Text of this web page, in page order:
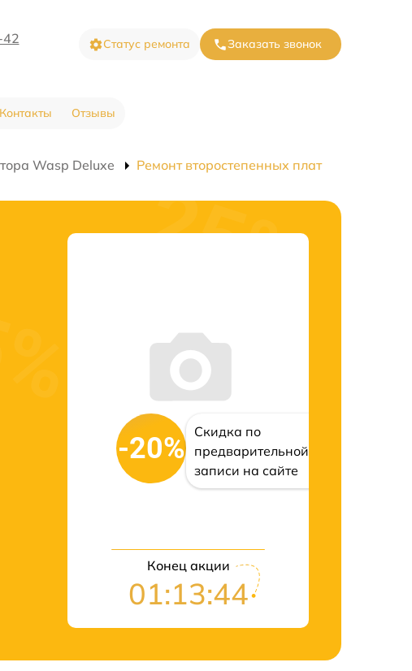
42 Статус ремонта Заказать звонок
Контакты Отзывы
Wasp Deluxe Ремонт второстепенных плат
-20%
Скидка по
предварительной
записи на сайте
Конец акции
01:13:43